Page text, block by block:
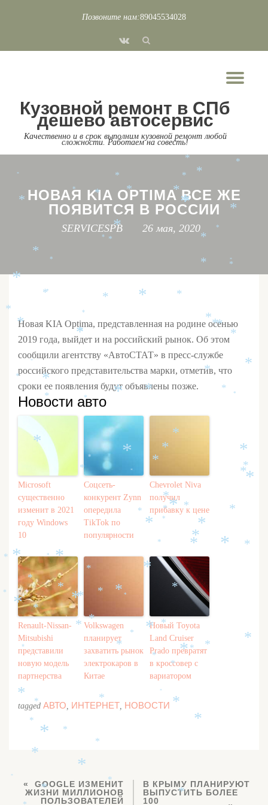
Позвоните нам:89045534028
fa-
Кузовной ремонт в СПб
дешево автосервис
Качественно и в срок выполним кузовной ремонт любой
сложности. Работаем на совесть!
НОВАЯ KIA OPTIMA ВСЕ ЖЕ
ПОЯВИТСЯ В РОССИИ
SERVICESPB 26 мая, 2020
Новая KIA Optima, представленная на родине осенью
2019 года, выйдет и на российский рынок. Об этом
сообщили агентству «АвтоСТАТ» в пресс-службе
российского представительства марки, отметив, что
сроки ее появления будут объявлены позже.
Новости авто
Microsoft
существенно
изменит в 2021
году Windows
10
Соцсеть-
конкурент Zynn
опередила
TikTok по
популярности
Chevrolet Niva
получил
прибавку к цене
Renault-Nissan-
Mitsubishi
представили
новую модель
партнерства
Volkswagen
планирует
захватить рынок
электрокаров в
Китае
Новый Toyota
Land Cruiser
Prado превратят
в кроссовер с
вариатором
tagged АВТО, ИНТЕРНЕТ, НОВОСТИ
GOOGLE ИЗМЕНИТ
ЖИЗНИ МИЛЛИОНОВ
ПОЛЬЗОВАТЕЛЕЙ
В КРЫМУ ПЛАНИРУЮТ
ВЫПУСТИТЬ БОЛЕЕ
100
*
*
*
*
*
*
*
*
*
*
*
*
*
*
*
*
*
*
*
*
*
*
*
*
*
*
*
*
*
*
*
*
*
*
*
*
*
*
*
*
*
*
*
*
*
*
*
*
*
*
*
*
*
*
*
*
*
*
*
*
*
*
*
*
*
*
*
*
*
*
*
*
*
*
*
*
*
*
*
*
*
*
*
*
*
*
*
*
*
*
*
*
*
*
*
*
*
*
*
*
*
*
*
*
*
*
*
*
*
*
*
*
*
*
*
*
*
*
*
*
*
*